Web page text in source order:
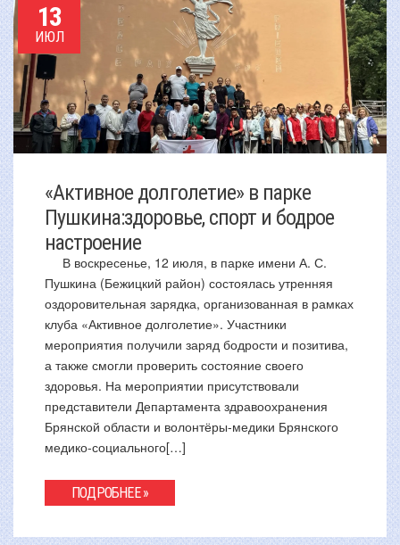
13
ИЮЛ
«Активное долголетие» в парке
Пушкина:здоровье, спорт и бодрое
настроение
В воскресенье, 12 июля, в парке имени А. С.
Пушкина (Бежицкий район) состоялась утренняя
оздоровительная зарядка, организованная в рамках
клуба «Активное долголетие». Участники
мероприятия получили заряд бодрости и позитива,
а также смогли проверить состояние своего
здоровья. На мероприятии присутствовали
представители Департамента здравоохранения
Брянской области и волонтёры-медики Брянского
медико-социального[…]
ПОДРОБНЕЕ »